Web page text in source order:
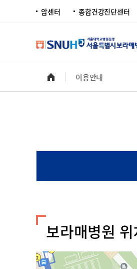
암센터 종합건강진단센터
이용안내
보라매병원